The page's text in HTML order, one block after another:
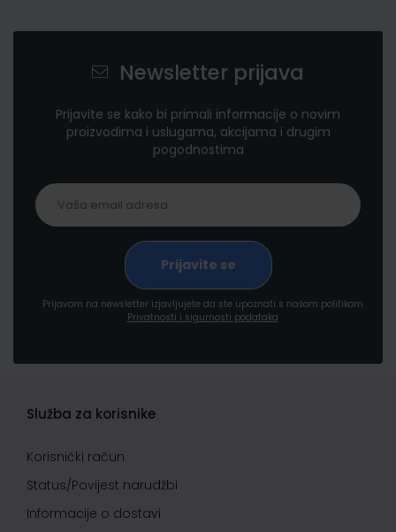
Newsletter prijava
Prijavite se kako bi primali informacije o novim
proizvodima i uslugama, akcijama i drugim
pogodnostima
Prijavom na newsletter izjavljujete da ste upoznati s našom politikom
Privatnosti i sigurnosti podataka
Služba za korisnike
Korisnički račun
Status/Povijest narudžbi
Informacije o dostavi